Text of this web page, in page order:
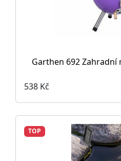
Garthen 692
538 Kč
TOP